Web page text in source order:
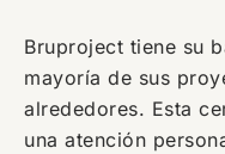
Bruproject tiene su
mayoría de sus
alrededores. Esta
una atención